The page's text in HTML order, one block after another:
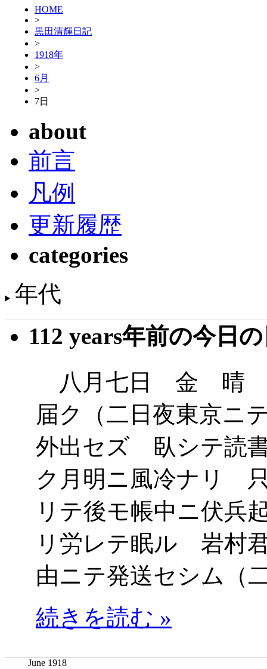
HOME
>
黒田清輝日記
>
1918年
>
6月
>
7日
about
前言
凡例
更新履歴
categories
年代
112 years年前の今日
八月七日 金 晴
届ク（二日夜東京ニ
外出セズ 臥シテ読
ク月明ニ風冷ナリ
リテ後モ帳中ニ伏
リ労レテ眠ル 岩村
由ニテ発送セシム（
続きを読む »
June 1918